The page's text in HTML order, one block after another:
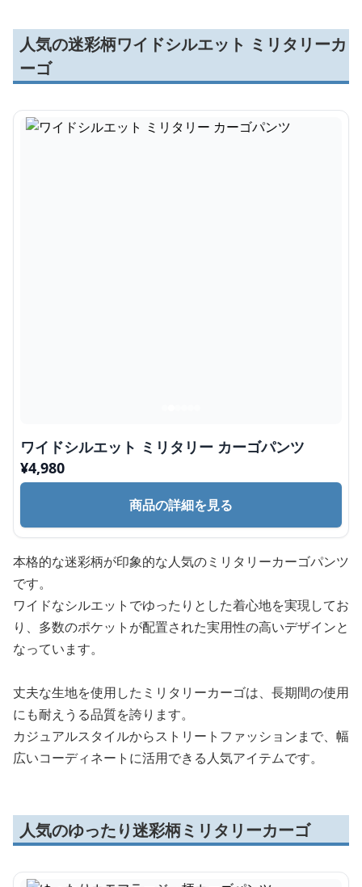
人気の迷彩柄ワイドシルエット ミリタリーカ
ーゴ
ワイドシルエット ミリタリー カーゴパンツ
¥4,980
商品の詳細を見る
本格的な迷彩柄が印象的な人気のミリタリーカーゴパンツ
です。
ワイドなシルエットでゆったりとした着心地を実現してお
り、多数のポケットが配置された実用性の高いデザインと
なっています。
丈夫な生地を使用したミリタリーカーゴは、長期間の使用
にも耐えうる品質を誇ります。
カジュアルスタイルからストリートファッションまで、幅
広いコーディネートに活用できる人気アイテムです。
人気のゆったり迷彩柄ミリタリーカーゴ